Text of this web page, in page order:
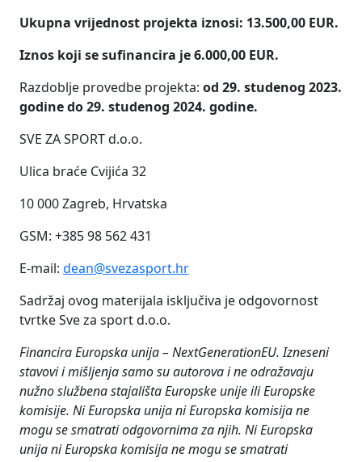
Ukupna vrijednost projekta iznosi: 13.500,00 EUR.
Iznos koji se sufinancira je 6.000,00 EUR.
Razdoblje provedbe projekta: od 29. studenog 2023.
godine do 29. studenog 2024. godine.
SVE ZA SPORT d.o.o.
Ulica braće Cvijića 32
10 000 Zagreb, Hrvatska
GSM: +385 98 562 431
E-mail: dean@svezasport.hr
Sadržaj ovog materijala isključiva je odgovornost
tvrtke Sve za sport d.o.o.
Financira Europska unija – NextGenerationEU. Izneseni
stavovi i mišljenja samo su autorova i ne odražavaju
nužno službena stajališta Europske unije ili Europske
komisije. Ni Europska unija ni Europska komisija ne
mogu se smatrati odgovornima za njih. Ni Europska
unija ni Europska komisija ne mogu se smatrati